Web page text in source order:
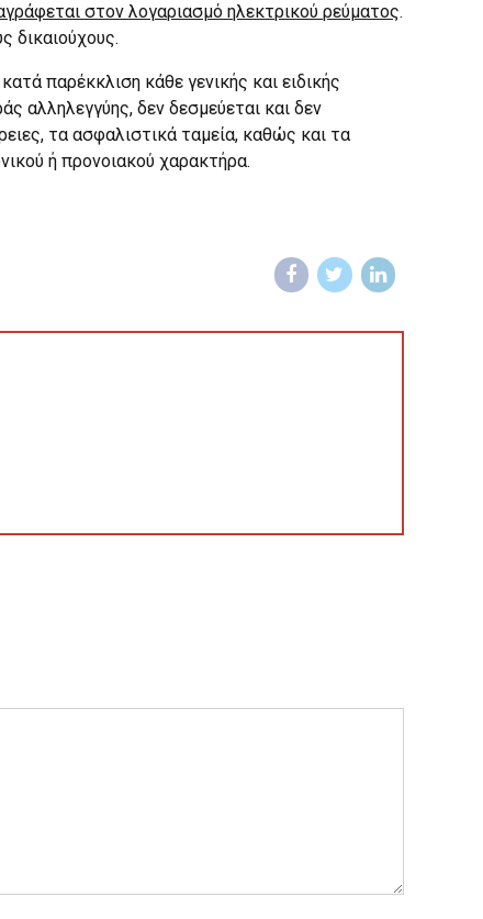
στον λογαριασμό ηλεκτρικού ρεύματος.
δικαιούχους.
κατά παρέκκλιση κάθε γενικής και ειδικής
αλληλεγγύης, δεν δεσμεύεται και δεν
τα ασφαλιστικά ταμεία, καθώς και τα
ή προνοιακού χαρακτήρα.